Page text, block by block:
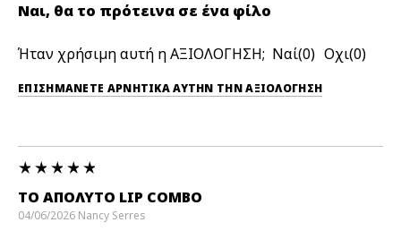
Ναι, θα το πρότεινα σε ένα φίλο
Ήταν χρήσιμη αυτή η ΑΞΙΟΛΟΓΗΣΗ; 0 0
ΕΠΙΣΗΜΆΝΕΤΕ ΑΡΝΗΤΙΚΆ ΑΥΤΉΝ ΤΗΝ ΑΞΙΟΛΟΓΗΣΗ
ΤΟ ΑΠΌΛΥΤΟ LIP COMBO
04/06/2026 Nancy Serres